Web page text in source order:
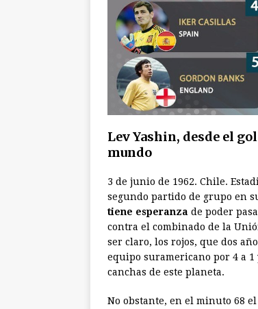
Lev Yashin, desde el
mundo
3 de junio de 1962. Chile.
segundo partido de grupo en
tiene esperanza de poder
contra el combinado de la
ser claro, los rojos, que dos
equipo suramericano por 4 a
canchas de este planeta.
No obstante, en el minuto 68